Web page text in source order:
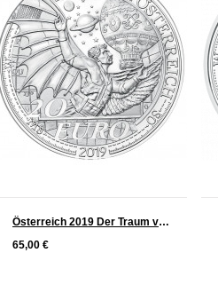
Österreich 2019 Der Traum vom Fliegen - Serie Dem Himmel entgegen Silber 20 €
65,00 €